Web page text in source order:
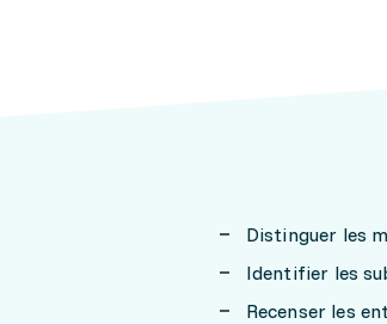
Distinguer les
Identifier les
Recenser les